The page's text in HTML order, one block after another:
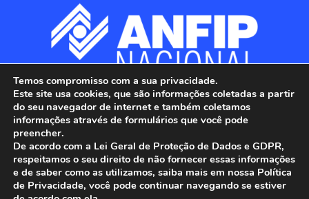
ANFIP - Associação Nacional dos Auditores
Temos compromisso com a sua privacidade.
Este site usa cookies, que são informações coletadas a partir
do seu navegador de internet e também coletamos
informações através de formulários que você pode
preencher.
De acordo com a Lei Geral de Proteção de Dados e GDPR,
respeitamos o seu direito de não fornecer essas informações
e de saber como as utilizamos, saiba mais em nossa Política
de Privacidade, você pode continuar navegando se estiver